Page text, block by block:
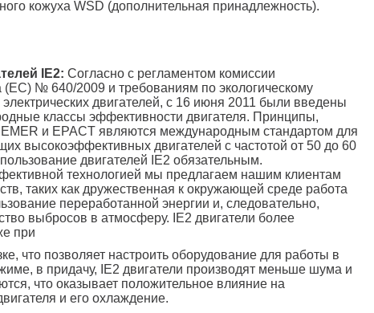
кожуха WSD (дополнительная принадлежность).
IE2: Согласно с регламентом комиссии
(ЕС) № 640/2009 и требованиям по экологическому
двигателей, с 16 июня 2011 были введены
классы эффективности двигателя. Принципы,
и EPACT являются международным стандартом для
высокоэффективных двигателей с частотой от 50 до 60
двигателей IE2 обязательным.
технологией мы предлагаем нашим клиентам
таких как дружественная к окружающей среде работа
переработанной энергии и, следовательно,
выбросов в атмосферу. IE2 двигатели более
при
что позволяет настроить оборудование для работы в
в придачу, IE2 двигатели производят меньше шума и
что оказывает положительное влияние на
и его охлаждение.